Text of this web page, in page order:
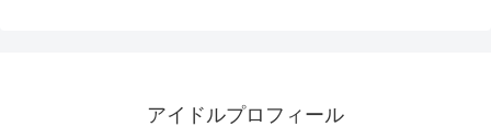
アイドルプロフィール